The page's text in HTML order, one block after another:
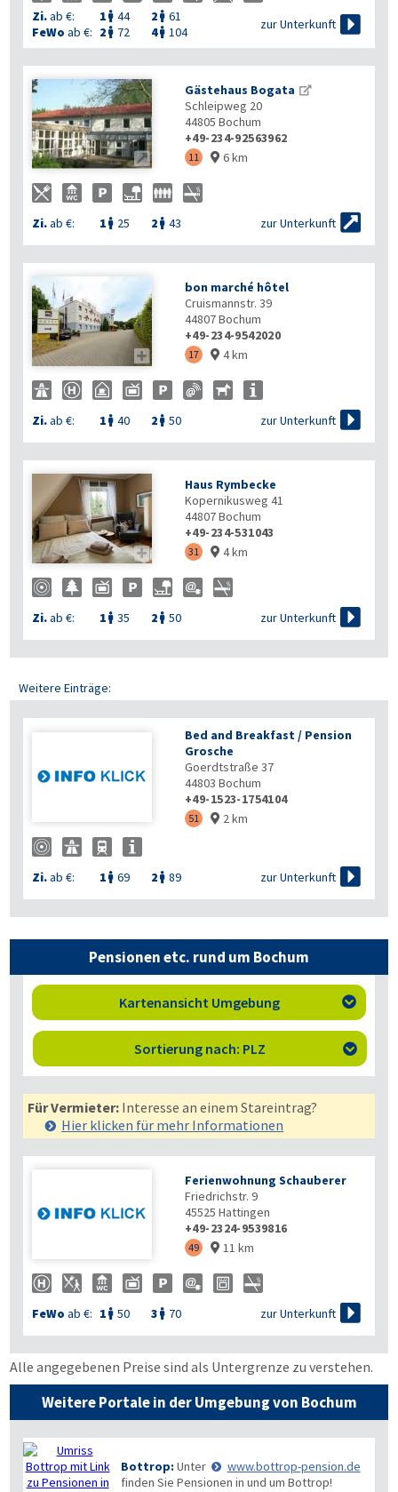
Zi.ab €: 1  44 2  61
FeWo ab €: 2  72 4 104
zur Unterkunft 

Gästehaus Bogata
Schleipweg 20
44805 Bochum
+49-234-92563962
11  6 km
Zi.ab €: 1  25 2  43 zur Unterkunft 

bon marché hôtel
Cruismannstr. 39
44807Bochum
+49-234-9542020
17  4 km
Zi.ab €: 1  40 2  50 zur Unterkunft 

Haus Rymbecke
Kopernikusweg 41
44807Bochum
+49-234-531043
31  4 km
Zi.ab €: 1  35 2  50 zur Unterkunft 
Weitere Einträge:
Bed and Breakfast / Pension
Grosche
Goerdtstraße 37
44803 Bochum
+49-1523-1754104
51  2 km
Zi.ab €: 1  69 2  89 zur Unterkunft 
Pensionen etc. rund um Bochum
Kartenansicht Umgebung 
Sortierung nach: PLZ 
Für Vermieter: Interesse an einem Stareintrag?
Hier klicken für mehr Informationen
Ferienwohnung Schauberer
Friedrichstr. 9
45525 Hattingen
+49-2324-9539816
49  11 km
FeWo ab €: 1  50 3  70 zur Unterkunft 
Alle angegebenen Preise sind als Untergrenze zu verstehen.
Weitere Portale in der Umgebung von Bochum
Bottrop: Unter
www.bottrop-pension.de
finden Sie Pensionen in und um Bottrop!